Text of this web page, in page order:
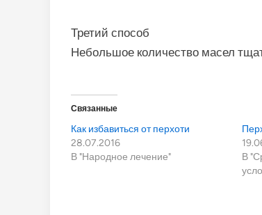
Третий способ
Небольшое количество масел
Связанные
Как избавиться от перхоти
28.07.2016
В "Народное лечение"
В